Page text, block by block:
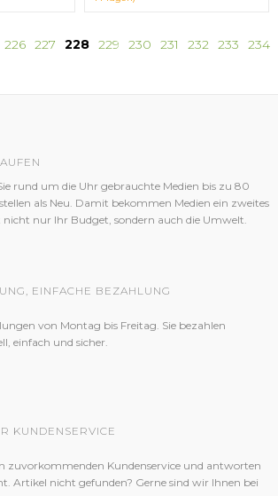
226 227 228 229 230 231 232 233 234
rund um die Uhr gebrauchte Medien bis zu 80
als Neu. Damit bekommen Medien ein zweites
nicht nur Ihr Budget, sondern auch die Umwelt.
EINFACHE BEZAHLUNG
von Montag bis Freitag. Sie bezahlen
einfach und sicher.
KUNDENSERVICE
zuvorkommenden Kundenservice und antworten
Artikel nicht gefunden? Gerne sind wir Ihnen bei